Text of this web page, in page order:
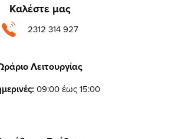
Καλέστε μας
2312 314 927
Λειτουργίας
09:00 έως 15:00